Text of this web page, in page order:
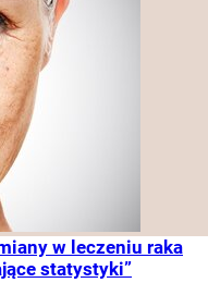
w leczeniu raka
statystyki”